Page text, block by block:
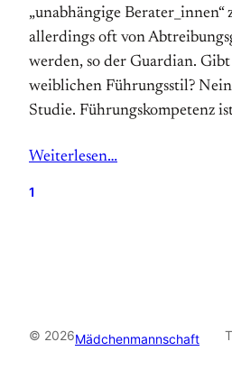
„unabhängige Berater_innen“
allerdings oft von
werden, so der Guardian.
weiblichen Führungsstil?
Studie. Führungskompetenz
Weiterlesen…
1
© 2026Mädchenmannschaft